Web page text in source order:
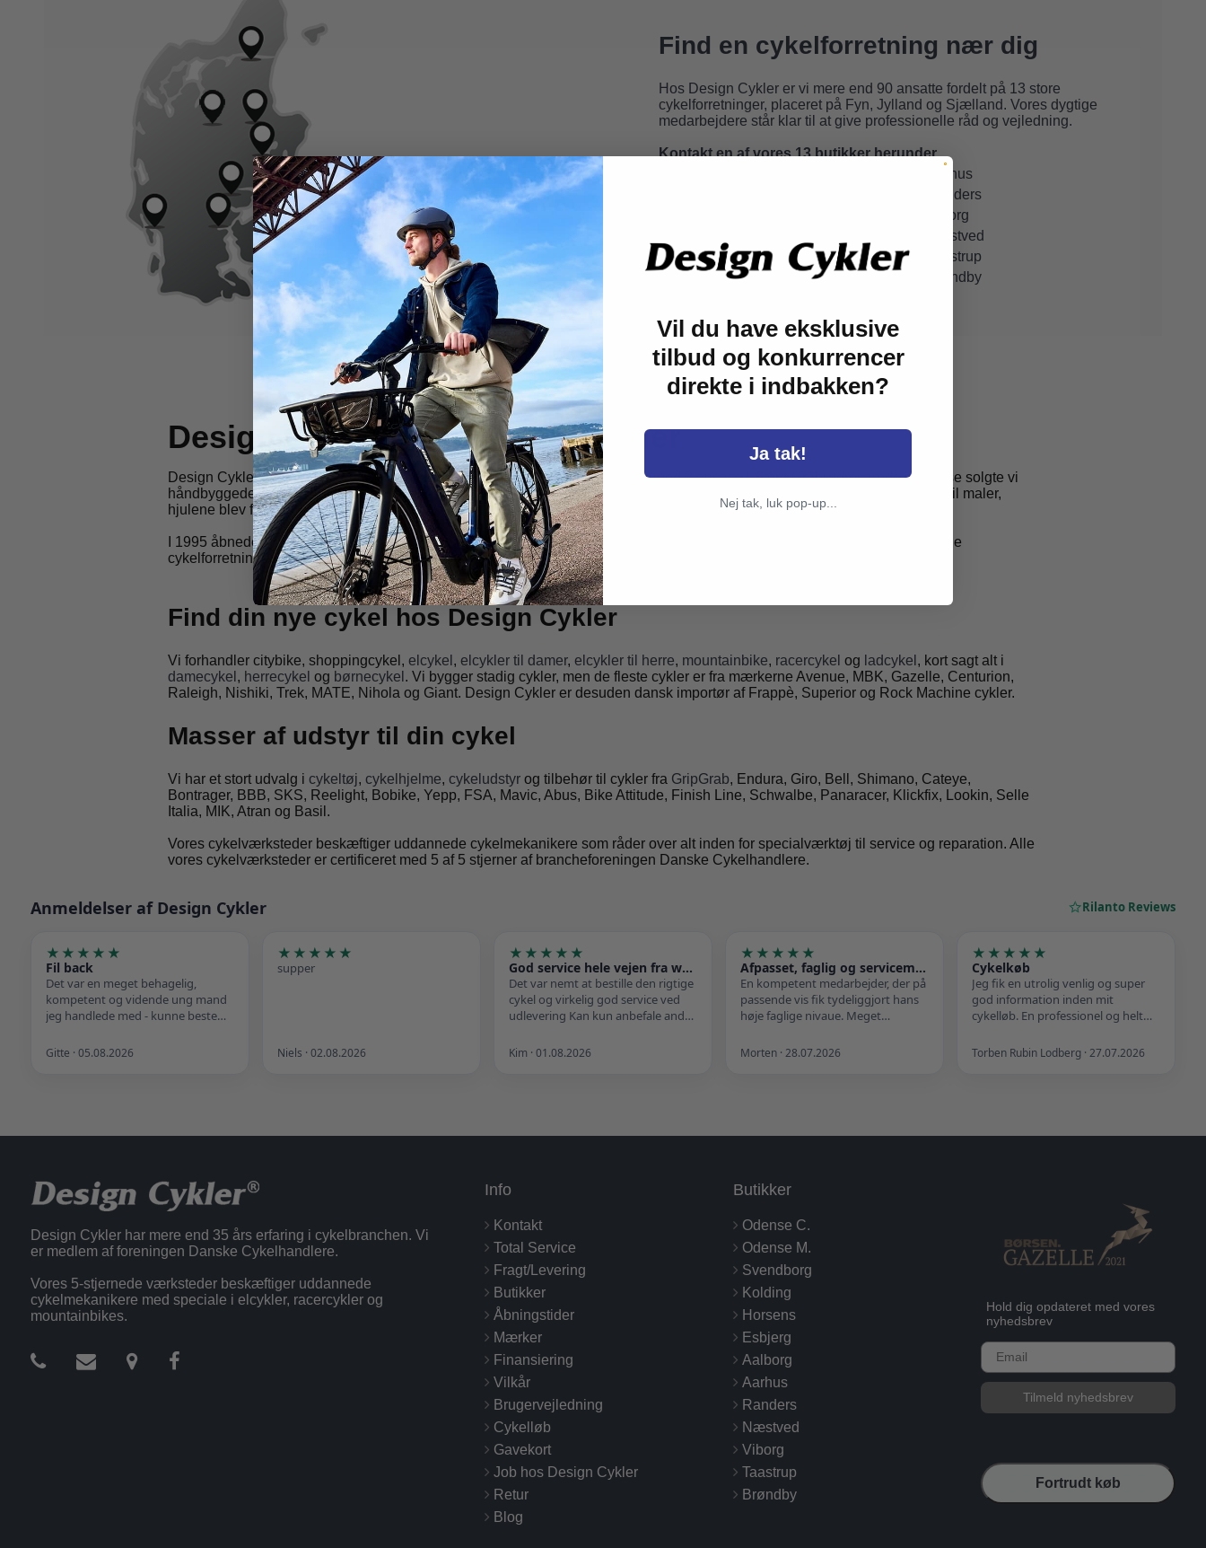
Find en cykelforretning nær dig
Hos Design Cykler er vi mere end 90 ansatte fordelt på 13 store
cykelforretninger, placeret på Fyn, Jylland og Sjælland. Vores dygtige
medarbejdere står klar til at give professionelle råd og vejledning.
Kontakt en af vores 13 butikker herunder.
Horsens
Esbjerg
Aarhus
Randers
Viborg
Næstved
Taastrup
Brøndby
Design Cykler - Eksperter i cykler
Design Cykler blev grundlagt i Odense den 2. februar 1988. Fra en lille butik med 2 ansatte i Store Gråbrødrestræde i Odense solgte vi
håndbyggede cykler. Hver enkelt cykel blev bygget efter kundens ønsker om farve, steltype, gear og udstyr. Stellet blev kørt til maler,
hjulene blev flettet og cyklen blev samlet.
I 1995 åbnede vi butikken i Svendborg. Som årene gik kom der flere butikker til, og nu er vi ca. 120 ansatte i 13 store moderne
cykelforretninger på Fyn, Jylland og Sjælland.
Find din nye cykel hos Design Cykler
Vi forhandler citybike, shoppingcykel, elcykel , elcykler til damer, elcykler til herre, mountainbike, racercykel og ladcykel , kort sagt alt i
damecykel , herrecykel og børnecykel . Vi bygger stadig cykler, men de fleste cykler er fra mærkerne Avenue, MBK, Gazelle, Centurion,
Raleigh, Nishiki, Trek, MATE, Nihola og Giant. Design Cykler er desuden dansk importør af Frappè, Superior og Rock Machine cykler.
Masser af udstyr til din cykel
Vi har et stort udvalg i cykeltøj, cykelhjelme, cykeludstyrog tilbehør til cykler fra GripGrab, Endura, Giro, Bell, Shimano, Cateye,
Bontrager, BBB, SKS, Reelight, Bobike, Yepp, FSA, Mavic, Abus, Bike Attitude, Finish Line, Schwalbe, Panaracer, Klickfix, Lookin, Selle
Italia, MIK, Atran og Basil.
Vores cykelværksteder beskæftiger uddannede cykelmekanikere som råder over alt inden for specialværktøj til service og reparation. Alle
vores cykelværksteder er certificeret med 5 af 5 stjerner af brancheforeningen Danske Cykelhandlere.
Anmeldelser af Design Cykler Rilanto Reviews
★★★★★
Fil back
Det var en meget behagelig,
kompetent og vidende ung mand
jeg handlede med - kunne bestemt
køb af min Garant cykel. Det var et
Gitte · 05.08.2026
★★★★★
supper
Niels · 02.08.2026
★★★★★
God service hele vejen fra webshoppen til udlevering butikken
Det var nemt at bestille den rigtige
cykel og virkelig god service ved
udlevering Kan kun anbefale andre
Kim · 01.08.2026
★★★★★
Afpasset, faglig og serviceminded medarbejder
En kompetent medarbejder, der på
passende vis fik tydeliggjort hans
høje faglige nivaue. Meget
Morten · 28.07.2026
★★★★★
Cykelkøb
Jeg fik en utrolig venlig og super
god information inden mit
cykelløb. En professionel og helt
plads til humor.
Torben Rubin Lodberg · 27.07.2026
Design Cykler har mere end 35 års erfaring i cykelbranchen. Vi
er medlem af foreningen Danske Cykelhandlere.
Vores 5-stjernede værksteder beskæftiger uddannede
cykelmekanikere med speciale i elcykler, racercykler og
mountainbikes.
Info
Kontakt
Total Service
Fragt/Levering
Butikker
Åbningstider
Mærker
Finansiering
Vilkår
Brugervejledning
Cykelløb
Gavekort
Job hos Design Cykler
Retur
Blog
Butikker
Odense C.
Odense M.
Svendborg
Kolding
Horsens
Esbjerg
Aalborg
Aarhus
Randers
Næstved
Viborg
Taastrup
Brøndby
Hold dig opdateret med vores
nyhedsbrev
E-mail
Tilmeld nyhedsbrev
Fortrudt køb
Vil du have eksklusive
tilbud og konkurrencer
direkte i indbakken?
Ja tak!
Nej tak, luk pop-up...